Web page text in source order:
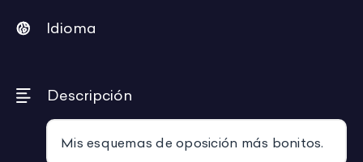
Idioma
Descripción
Mis esquemas de oposición más bonitos.